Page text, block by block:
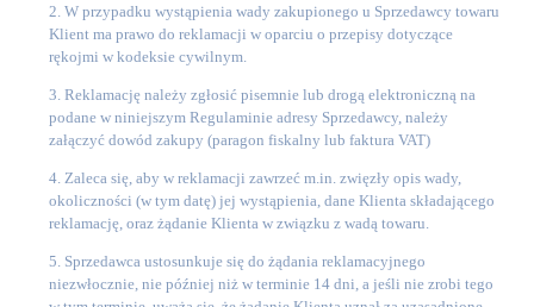
2. W przypadku wystąpienia wady zakupionego u Sprzedawcy towaru
Klient ma prawo do reklamacji w oparciu o przepisy dotyczące
rękojmi w kodeksie cywilnym.
3. Reklamację należy zgłosić pisemnie lub drogą elektroniczną na
podane w niniejszym Regulaminie adresy Sprzedawcy, należy
załączyć dowód zakupy (paragon fiskalny lub faktura VAT)
4. Zaleca się, aby w reklamacji zawrzeć m.in. zwięzły opis wady,
okoliczności (w tym datę) jej wystąpienia, dane Klienta składającego
reklamację, oraz żądanie Klienta w związku z wadą towaru.
5. Sprzedawca ustosunkuje się do żądania reklamacyjnego
niezwłocznie, nie później niż w terminie 14 dni, a jeśli nie zrobi tego